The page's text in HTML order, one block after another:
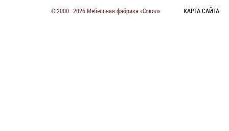
© 2000—2026 Мебельная фабрика «Сокол» КАРТА САЙТА